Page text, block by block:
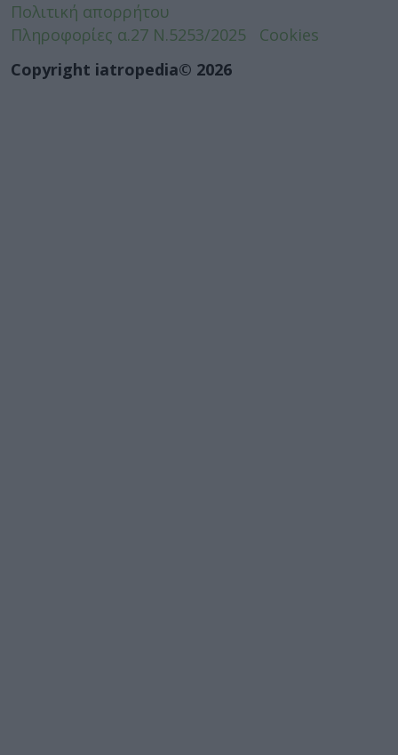
Πολιτική απορρήτου
Πληροφορίες α.27 Ν.5253/2025
Cookies
Copyright iatropedia© 2026